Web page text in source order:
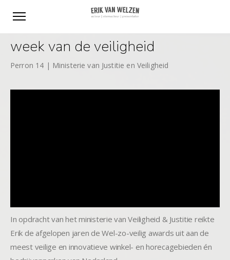
week van de veiligheid
Perron 14 | Ministerie van Justitie en Veiligheid
In opdracht van het ministerie van Veiligheid & Justitie reikte
Erik de afgelopen jaren de Wel-zo-veilig awards uit aan de
meest veilige en innovatieve winkel- en horecagebieden én